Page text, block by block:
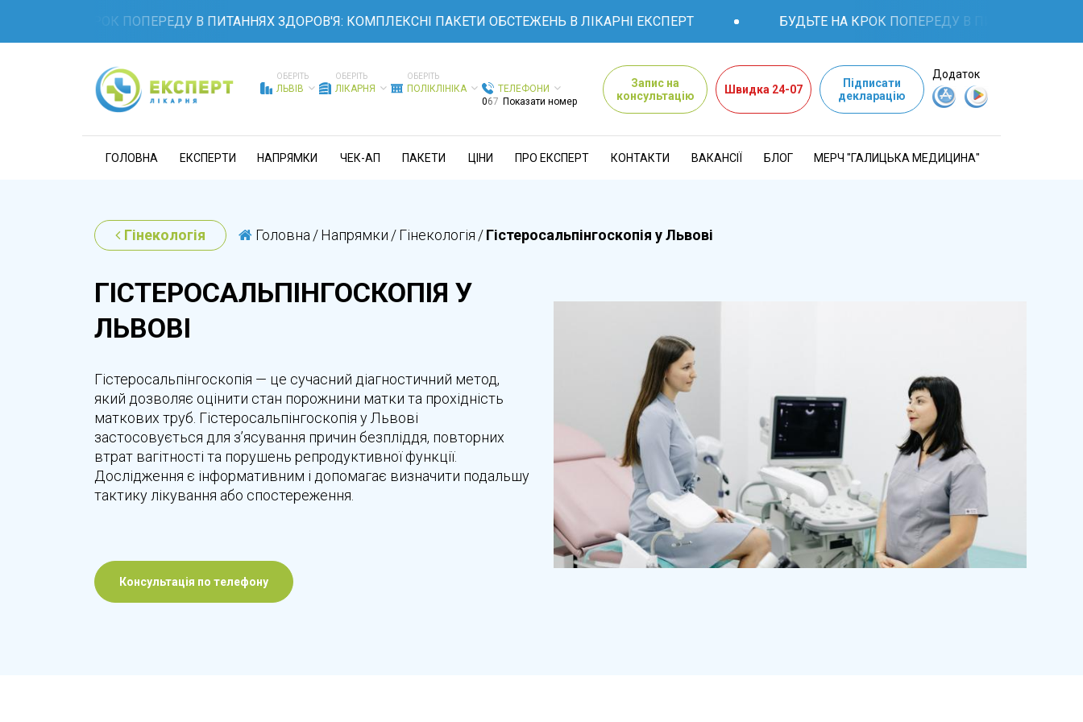
НА КРОК ПОПЕРЕДУ В ПИТАННЯХ ЗДОРОВ'Я: КОМПЛЕКСНІ ПАКЕТИ ОБСТЕЖЕНЬ В ЛІКАРНІ ЕКСПЕРТ БУДЬТЕ НА КРОК ПОПЕРЕДУ В ПИТАННЯХ ЗДОРОВ'Я:
ОБЕРІТЬ
ЛЬВІВ
ОБЕРІТЬ
ЛІКАРНЯ
ОБЕРІТЬ
ПОЛІКЛІНІКА
ТЕЛЕФОНИ
067 Показати номер
Запис на
консультацію
Швидка 24-07
Підписати
декларацію
Додаток
ГОЛОВНА ЕКСПЕРТИ НАПРЯМКИ ЧЕК-АП ПАКЕТИ ЦІНИ ПРО ЕКСПЕРТ КОНТАКТИ ВАКАНСІЇ БЛОГ МЕРЧ "ГАЛИЦЬКА МЕДИЦИНА"
Гінекологія Головна /Напрямки /Гінекологія /Гістеросальпінгоскопія у Львові
ГІСТЕРОСАЛЬПІНГОСКОПІЯ У
ЛЬВОВІ
Гістеросальпінгоскопія — це сучасний діагностичний метод,
який дозволяє оцінити стан порожнини матки та прохідність
маткових труб. Гістеросальпінгоскопія у Львові
застосовується для з’ясування причин безпліддя, повторних
втрат вагітності та порушень репродуктивної функції.
Дослідження є інформативним і допомагає визначити подальшу
тактику лікування або спостереження.
Консультація по телефону